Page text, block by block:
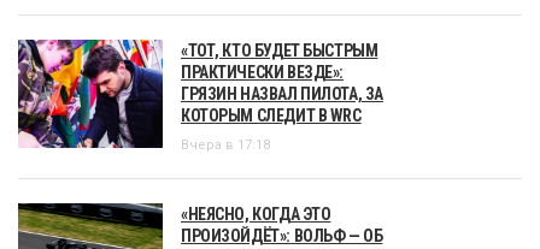
«ТОТ, КТО БУДЕТ БЫСТРЫМ
ПРАКТИЧЕСКИ ВЕЗДЕ»:
ГРЯЗИН НАЗВАЛ ПИЛОТА, ЗА
КОТОРЫМ СЛЕДИТ В WRC
Вчера в 17:18
«НЕЯСНО, КОГДА ЭТО
ПРОИЗОЙДЁТ»: ВОЛЬФ — ОБ